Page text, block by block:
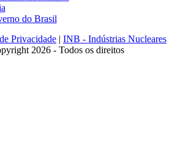
Privacidade | INB - Indústrias Nucleares
2026 - Todos os direitos